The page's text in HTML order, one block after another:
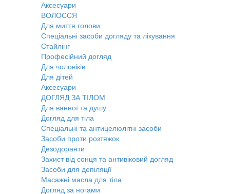
Аксесуари
ВОЛОССЯ
Для миття голови
Спеціальні засоби догляду та лікування
Стайлінг
Професійний догляд
Для чоловіків
Для дітей
Аксесуари
ДОГЛЯД ЗА ТІЛОМ
Для ванної та душу
Догляд для тіла
Спеціальні та антицелюлітні засоби
Засоби проти розтяжок
Дезодоранти
Захист від сонця та антивіковий догляд
Засоби для депіляції
Масажні масла для тіла
Догляд за ногами